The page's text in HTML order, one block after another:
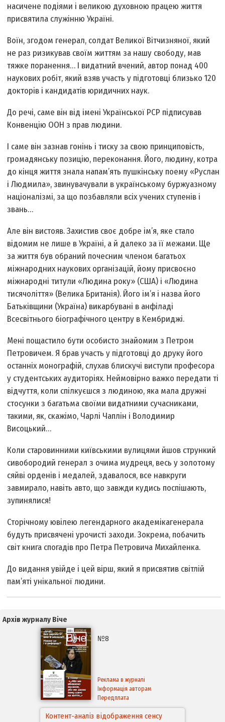
насичене подіями і великою духовною працею життя
присвятила служінню Україні.
Воїн, згодом генерал, солдат Великої Вітчизняної, який
не раз ризикував своїм життям за нашу свободу, мав
тяжке поранення… І видатний вчений, автор понад 400
наукових робіт, який взяв участь у підготовці близько 120
докторів і кандидатів юридичних наук.
До речі, саме він від імені Української РСР підписував
Конвенцію ООН з прав людини.
І саме він зазнав гонінь і тиску за свою принциповість,
громадянську позицію, переконання. Його, людину, котра
до кінця життя знала напам’ять пушкінську поему «Руслан
і Людмила», звинувачували в українському буржуазному
націоналізмі, за що позбавляли всіх учених ступенів і
звань…
Але він вистояв. Захистив своє добре ім’я, яке стало
відомим не лише в Україні, а й далеко за її межами. Ще
за життя був обраний почесним членом багатьох
міжнародних наукових організацій, йому присвоєно
міжнародні титули «Людина року» (США) і «Людина
тисячоліття» (Велика Британія). Його ім’я і назва його
Батьківщини (Україна) викарбувані в анфіладі
Всесвітнього біографічного центру в Кембриджі.
Мені пощастило бути особисто знайомим з Петром
Петровичем. Я брав участь у підготовці до друку його
останніх монографій, слухав блискучі виступи професора
у студентських аудиторіях. Неймовірно важко передати ті
відчуття, коли спілкуєшся з людиною, яка мала дружні
стосунки з багатьма своїми видатними сучасниками,
такими, як, скажімо, Чарлі Чаплін і Володимир
Висоцький…
Коли старовинними київськими вулицями йшов стрункий
сивобородий генерал з очима мудреця, весь у золотому
сяйві орденів і медалей, здавалося, все навкруги
завмирало, навіть авто, що завжди кудись поспішають,
зупинялися!
Сторічному ювілею легендарного академіка­генерала
будуть присвячені урочисті заходи. Зокрема, побачить
світ книга спогадів про Петра Петровича Михайленка.
До видання увійде і цей вірш, який я присвятив світлій
пам’яті унікальної людини.
Архів журналу Віче
№8
Реклама в журналі
Інформація авторам
Передплата
Контент-аналіз відображення сенсу